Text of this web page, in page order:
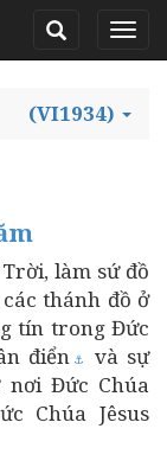
(VI1934)
làm sứ đồ
thánh đồ ở
tín trong Đức
điển⚓
và sự
Đức Chúa
Chúa Jêsus